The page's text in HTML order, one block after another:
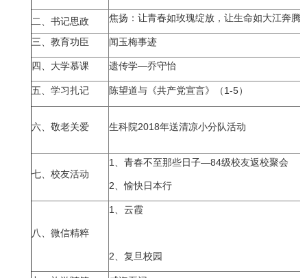
二、书记思政 焦扬：让青春如玫瑰绽放，让生命如大江奔腾
三、教育功臣 闻玉梅事迹
四、大学慕课 遗传学—乔守怡
五、学习扎记 陈望道与《共产党宣言》（1-5）
六、敬老关爱 生科院2018年送清凉小分队活动
七、校友活动
1、 青春不至那些日子—84级校友返校聚会
2、愉快日本行
八、微信精粹
1、 云霞
2、 复旦校园